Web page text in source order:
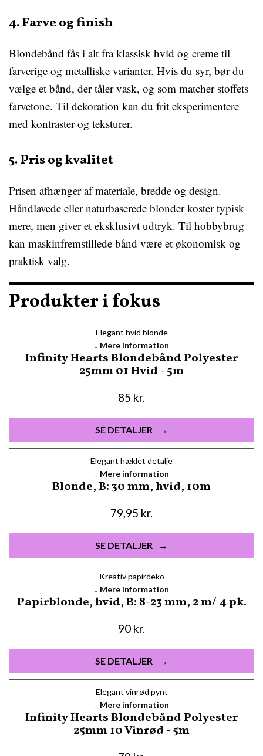
4. Farve og finish
Blondebånd fås i alt fra klassisk hvid og creme til
farverige og metalliske varianter. Hvis du syr, bør du
vælge et bånd, der tåler vask, og som matcher stoffets
farvetone. Til dekoration kan du frit eksperimentere
med kontraster og teksturer.
5. Pris og kvalitet
Prisen afhænger af materiale, bredde og design.
Håndlavede eller naturbaserede blonder koster typisk
mere, men giver et eksklusivt udtryk. Til hobbybrug
kan maskinfremstillede bånd være et økonomisk og
praktisk valg.
Produkter i fokus
Elegant hvid blonde
Infinity Hearts Blondebånd Polyester
25mm 01 Hvid - 5m
85 kr.
SE DETALJER
Mere information
Elegant hæklet detalje
Blonde, B: 30 mm, hvid, 10m
79,95 kr.
SE DETALJER
Mere information
Kreativ papirdeko
Papirblonde, hvid, B: 8-23 mm, 2 m/ 4 pk.
90 kr.
SE DETALJER
Mere information
Elegant vinrød pynt
Infinity Hearts Blondebånd Polyester
25mm 10 Vinrød - 5m
Mere information